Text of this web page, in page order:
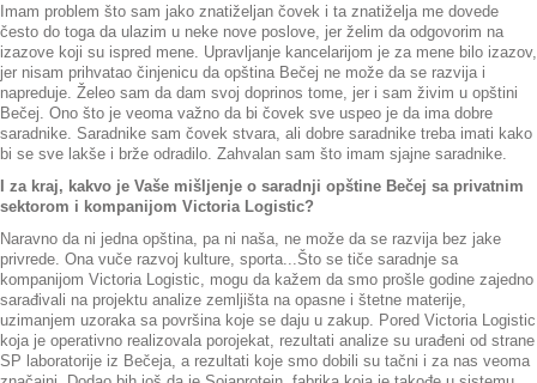
Imam problem što sam jako znatiželjan čovek i ta znatiželja me dovede
često do toga da ulazim u neke nove poslove, jer želim da odgovorim na
izazove koji su ispred mene. Upravljanje kancelarijom je za mene bilo izazov,
jer nisam prihvatao činjenicu da opština Bečej ne može da se razvija i
napreduje. Želeo sam da dam svoj doprinos tome, jer i sam živim u opštini
Bečej. Ono što je veoma važno da bi čovek sve uspeo je da ima dobre
saradnike. Saradnike sam čovek stvara, ali dobre saradnike treba imati kako
bi se sve lakše i brže odradilo. Zahvalan sam što imam sjajne saradnike.
I za kraj, kakvo je Vaše mišljenje o saradnji opštine Bečej sa privatnim
sektorom i kompanijom Victoria Logistic?
Naravno da ni jedna opština, pa ni naša, ne može da se razvija bez jake
privrede. Ona vuče razvoj kulture, sporta...Što se tiče saradnje sa
kompanijom Victoria Logistic, mogu da kažem da smo prošle godine zajedno
sarađivali na projektu analize zemljišta na opasne i štetne materije,
uzimanjem uzoraka sa površina koje se daju u zakup. Pored Victoria Logistic
koja je operativno realizovala porojekat, rezultati analize su urađeni od strane
SP laboratorije iz Bečeja, a rezultati koje smo dobili su tačni i za nas veoma